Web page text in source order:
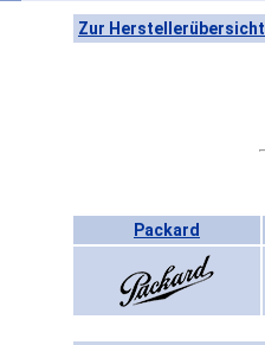
Zur Herstellerübersicht
Packard